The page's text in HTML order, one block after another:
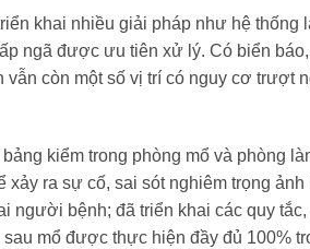
khai nhiều giải pháp như hệ thống
ngã được ưu tiên xử lý. Có biển
còn một số vị trí có nguy cơ trượt
kiểm trong phòng mổ và phòng
xảy ra sự cố, sai sót nghiêm trọng
người bệnh; đã triển khai các quy
mổ được thực hiện đầy đủ 100%